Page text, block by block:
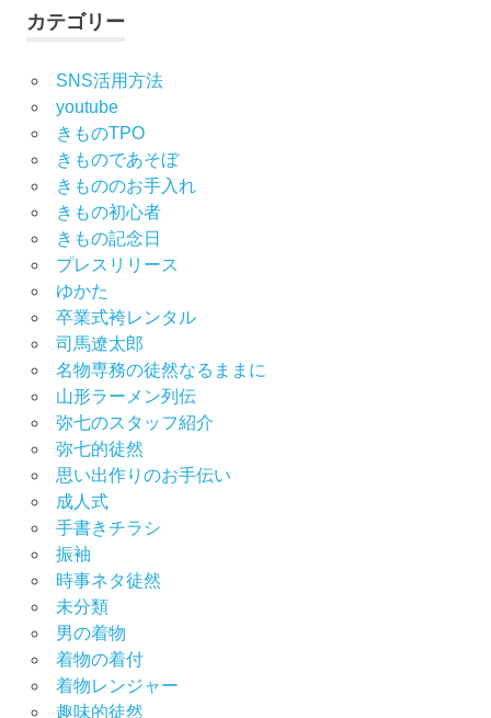
カテゴリー
SNS活用方法
youtube
きものTPO
きものであそぼ
きもののお手入れ
きもの初心者
きもの記念日
プレスリリース
ゆかた
卒業式袴レンタル
司馬遼太郎
名物専務の徒然なるままに
山形ラーメン列伝
弥七のスタッフ紹介
弥七的徒然
思い出作りのお手伝い
成人式
手書きチラシ
振袖
時事ネタ徒然
未分類
男の着物
着物の着付
着物レンジャー
趣味的徒然